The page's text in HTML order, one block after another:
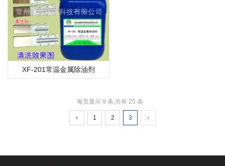
XF-201常温金属除油剂
每页显示 9 条,共有 25 条
‹ 1 2 3 ›